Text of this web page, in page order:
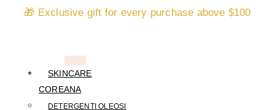
🎁 Exclusive gift for every purchase above $100
SKINCARE
COREANA
DETERGENTI OLEOSI